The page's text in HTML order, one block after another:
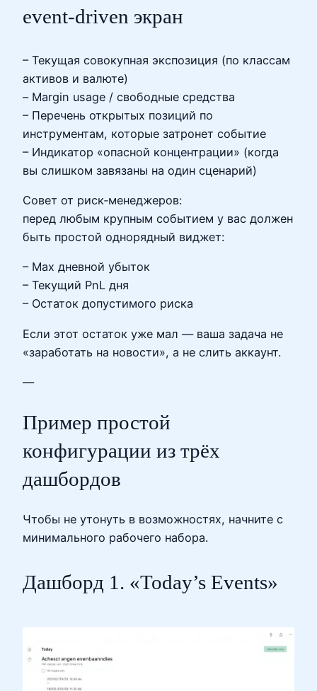
event‑driven экран
– Текущая совокупная экспозиция (по классам
активов и валюте)
– Margin usage / свободные средства
– Перечень открытых позиций по
инструментам, которые затронет событие
– Индикатор «опасной концентрации» (когда
вы слишком завязаны на один сценарий)
Совет от риск‑менеджеров:
перед любым крупным событием у вас должен
быть простой однорядный виджет:
– Max дневной убыток
– Текущий PnL дня
– Остаток допустимого риска
Если этот остаток уже мал — ваша задача не
«заработать на новости», а не слить аккаунт.
—
Пример простой
конфигурации из трёх
дашбордов
Чтобы не утонуть в возможностях, начните с
минимального рабочего набора.
Дашборд 1. «Today’s Events»